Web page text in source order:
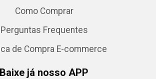
Como Comprar
Perguntas Frequentes
de Compra E-commerce
Baixe já nosso APP